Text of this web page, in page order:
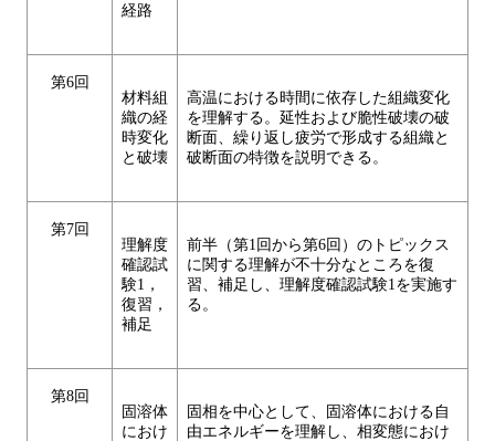
経路
第6回
材料組
織の経
時変化
と破壊
高温における時間に依存した組織変化
を理解する。延性および脆性破壊の破
断面、繰り返し疲労で形成する組織と
破断面の特徴を説明できる。
第7回
理解度
確認試
験1，
復習，
補足
前半（第1回から第6回）のトピックス
に関する理解が不十分なところを復
習、補足し、理解度確認試験1を実施す
る。
第8回
固溶体
におけ
固相を中心として、固溶体における自
由エネルギーを理解し、相変態におけ